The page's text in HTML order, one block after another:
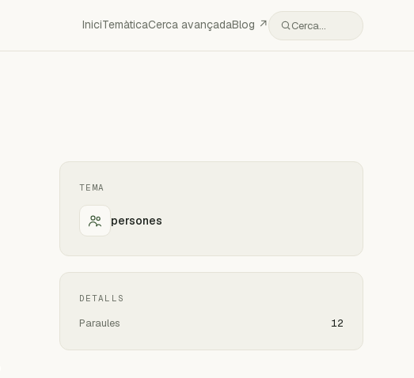
IniciTemàticaCerca avançadaBlog ↗ Cerca…
TEMA
persones
DETALLS
Paraules 12